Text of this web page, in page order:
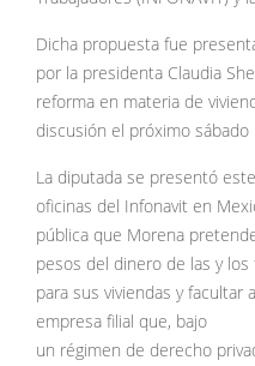
Dicha propuesta fue
por la presidenta Claudia
reforma en materia de
discusión el próximo
La diputada se presentó
oficinas del Infonavit en
pública que Morena
pesos del dinero de las y
para sus viviendas y facultar
empresa filial que, bajo
un régimen de derecho